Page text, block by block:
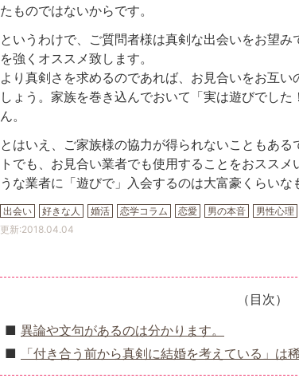
たものではないからです。
というわけで、ご質問者様は真剣な出会いをお望
を強くオススメ致します。
より真剣さを求めるのであれば、お見合いをお互
しょう。家族を巻き込んでおいて「実は遊びでし
ん。
とはいえ、ご家族様の協力が得られないこともあ
トでも、お見合い業者でも使用することをおスス
うな業者に「遊びで」入会するのは大富豪くらいな
出会い 好きな人 婚活 恋学コラム 恋愛 男の本音 男性心理
更新:2018.04.04
（目次）
異論や文句があるのは分かります。
「付き合う前から真剣に結婚を考えている」は